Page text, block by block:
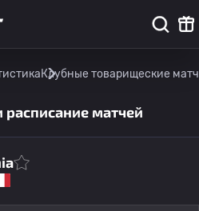
Клубные товарищеские
расписание матчей